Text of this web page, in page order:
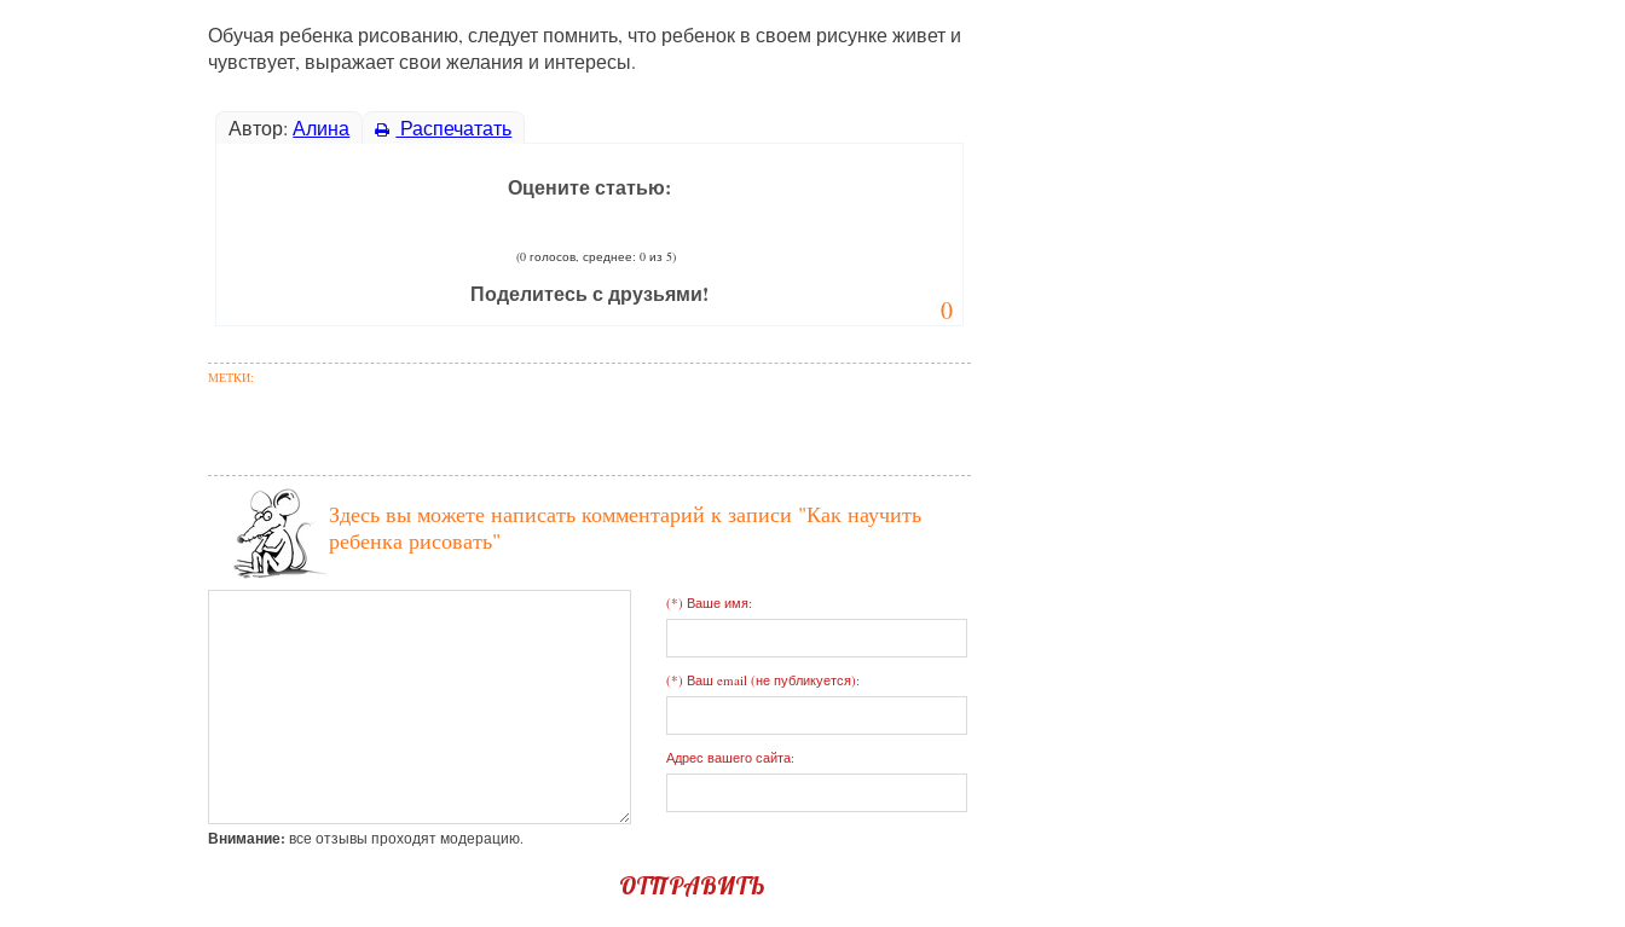
0
Обучая ребенка рисованию, следует помнить, что ребенок в своем рисунке живет и
чувствует, выражает свои желания и интересы.
Автор:Алина Распечатать
Оцените статью:
(0 голосов, среднее: 0 из 5)
Поделитесь с друзьями!
МЕТКИ:
Здесь вы можете написать комментарий к записи "Как научить
ребенка рисовать"
(*) Ваше имя:
(*) Ваш email (не публикуется):
Адрес вашего сайта:
Внимание: все отзывы проходят модерацию.
ОТПРАВИТЬ